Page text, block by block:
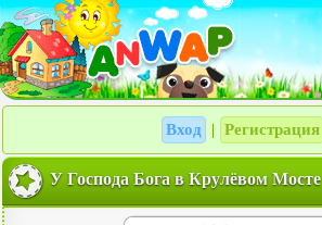
Вход Регистрация
У Господа Бога в Крулёвом Мосте